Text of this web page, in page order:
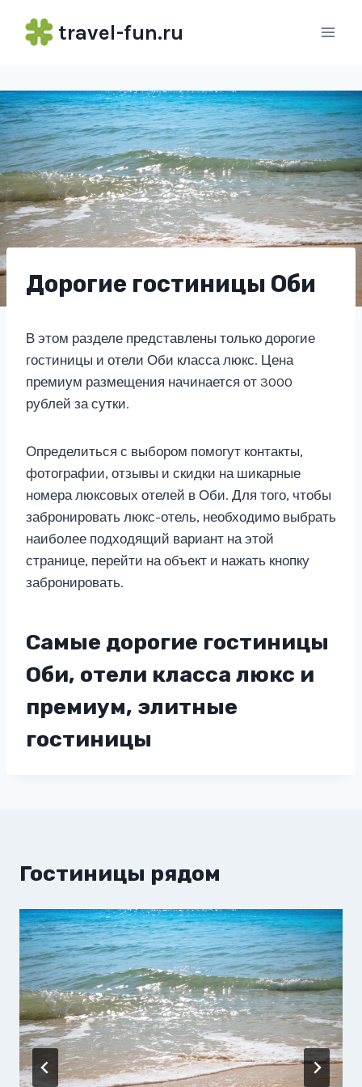
travel-fun.ru
Дорогие гостиницы Оби
В этом разделе представлены только дорогие
гостиницы и отели Оби класса люкс. Цена
премиум размещения начинается от 3000
рублей за сутки.
Определиться с выбором помогут контакты,
фотографии, отзывы и скидки на шикарные
номера люксовых отелей в Оби. Для того, чтобы
забронировать люкс-отель, необходимо выбрать
наиболее подходящий вариант на этой
странице, перейти на объект и нажать кнопку
забронировать.
Самые дорогие гостиницы
Оби, отели класса люкс и
премиум, элитные
гостиницы
Гостиницы рядом